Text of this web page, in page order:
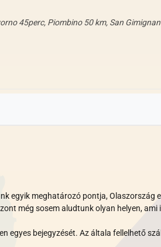
45perc, Piombino 50 km, San
egyik meghatározó pontja, Olaszország
még sosem aludtunk olyan helyen,
egyes bejegyzését. Az általa fellelhető